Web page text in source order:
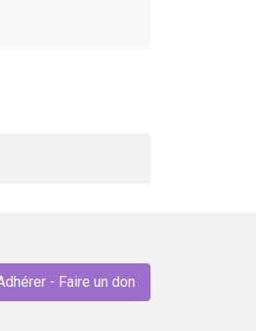
- Faire un don